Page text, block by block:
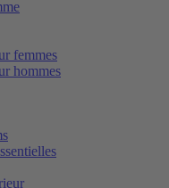
femmes
hommes